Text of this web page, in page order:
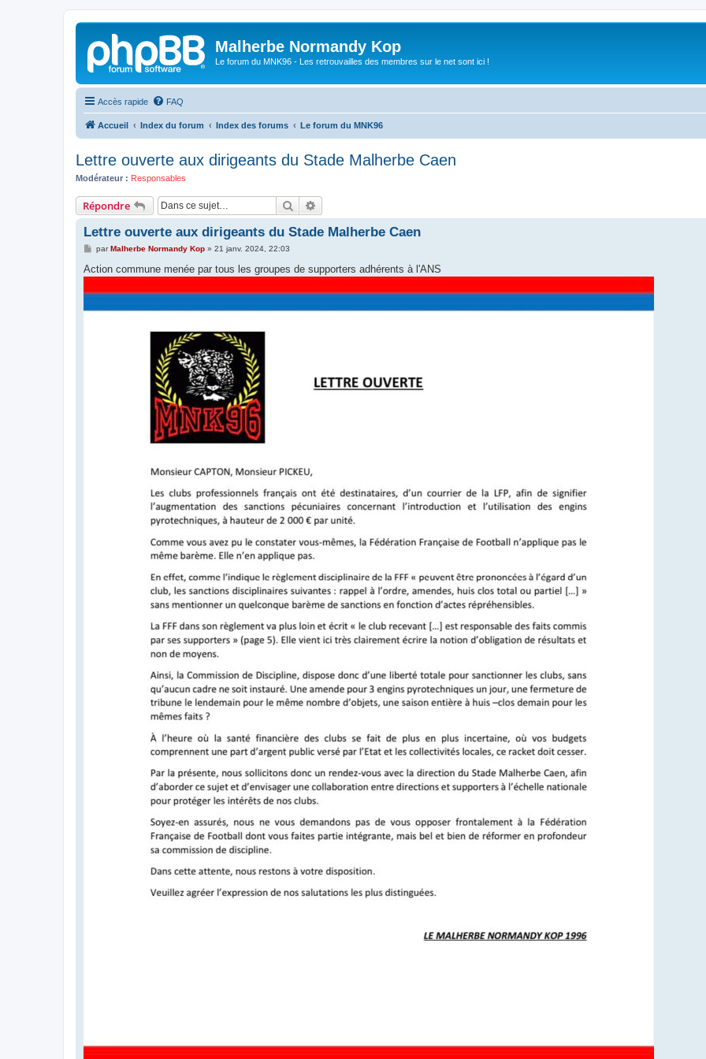
Malherbe Normandy Kop
Le forum du MNK96 - Les retrouvailles des membres sur le net sont ici !
Accès rapide FAQ
Accueil Index du forum Index des forums Le forum du MNK96
Lettre ouverte aux dirigeants du Stade Malherbe Caen
Modérateur : Responsables
Répondre Rechercher
Lettre ouverte aux dirigeants du Stade Malherbe Caen
M
s
s
g
parMalherbe Normandy Kop» 21 janv. 2024, 22:03
Action commune menée par tous les groupes de supporters adhérents à l'ANS